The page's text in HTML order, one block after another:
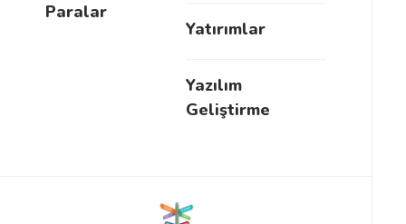
Paralar
Yatırımlar
Yazılım
Geliştirme